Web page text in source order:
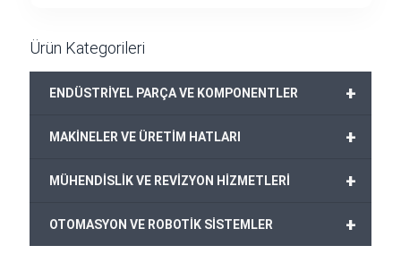
Ürün Kategorileri
+
ENDÜSTRİYEL PARÇA VE KOMPONENTLER
+
MAKİNELER VE ÜRETİM HATLARI
+
MÜHENDİSLİK VE REVİZYON HİZMETLERİ
+
OTOMASYON VE ROBOTİK SİSTEMLER